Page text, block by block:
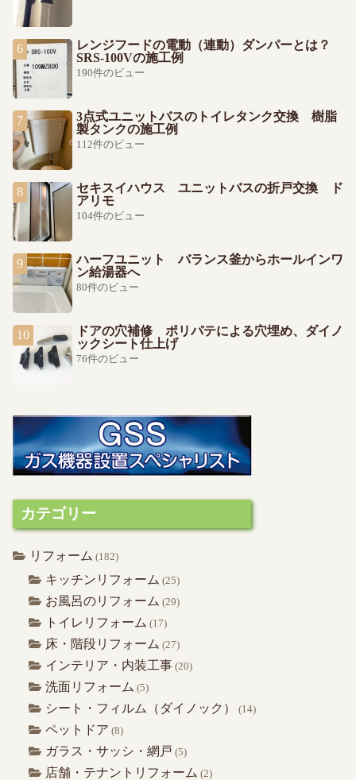
レンジフードの電動（連動）ダンパーとは？
SRS-100Vの施工例
190件のビュー
3点式ユニットバスのトイレタンク交換 樹脂
製タンクの施工例
112件のビュー
セキスイハウス ユニットバスの折戸交換 ド
アリモ
104件のビュー
ハーフユニット バランス釜からホールインワ
ン給湯器へ
80件のビュー
ドアの穴補修 ポリパテによる穴埋め、ダイノ
ックシート仕上げ
76件のビュー
カテゴリー
リフォーム (182)
キッチンリフォーム (25)
お風呂のリフォーム (29)
トイレリフォーム (17)
床・階段リフォーム (27)
インテリア・内装工事 (20)
洗面リフォーム (5)
シート・フィルム（ダイノック） (14)
ペットドア (8)
ガラス・サッシ・網戸 (5)
店舗・テナントリフォーム (2)